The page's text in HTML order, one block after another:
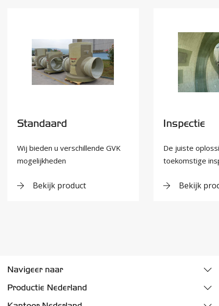
Standaard
Wij bieden u verschillende GVK
mogelijkheden
Bekijk product
Inspectie
De juiste
toekomstige
Bekijk
Navigeer naar
Downloads
Kwaliteit
Productie Nederland